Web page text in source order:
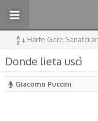
Harfe Göre Sanatçılar
Donde lieta uscì
Giacomo Puccini